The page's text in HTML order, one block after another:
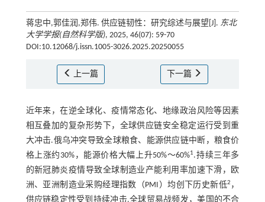
蒋忠中,郭佳润,郑伟. 供应链韧性：研究综述与展望[J]. 东北
大学学报(自然科学版), 2025, 46(07): 59-70
DOI:10.12068/j.issn.1005-3026.2025.20250055
上一篇 下一篇
近年来，在逆全球化、疫情常态化、地缘政治风险等因素
相互叠加的复杂形势下，全球供应链安全稳定运行受到重
大冲击.俄乌冲突导致全球粮食、能源供应链中断，粮食价
格上涨约30%，能源价格大幅上升50%～60%1.持续三年多
的新冠肺炎疫情导致全球制造业产能利用率加速下滑，欧
洲、亚洲制造业采购经理指数（PMI）均创下历史新低2 ，
供应链稳定性受到持续冲击.全球贸易战频发，美国的不合